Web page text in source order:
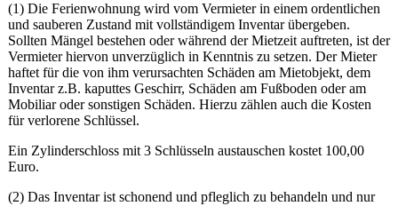
(1) Die Ferienwohnung wird vom Vermieter in einem ordentlichen
und sauberen Zustand mit vollständigem Inventar übergeben.
Sollten Mängel bestehen oder während der Mietzeit auftreten, ist der
Vermieter hiervon unverzüglich in Kenntnis zu setzen. Der Mieter
haftet für die von ihm verursachten Schäden am Mietobjekt, dem
Inventar z.B. kaputtes Geschirr, Schäden am Fußboden oder am
Mobiliar oder sonstigen Schäden. Hierzu zählen auch die Kosten
für verlorene Schlüssel.
Ein Zylinderschloss mit 3 Schlüsseln austauschen kostet 100,00
Euro.
(2) Das Inventar ist schonend und pfleglich zu behandeln und nur